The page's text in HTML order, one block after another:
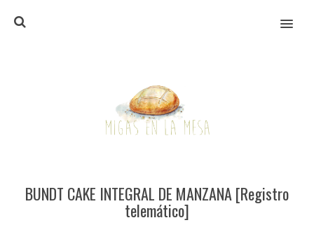
MENU
BUNDT CAKE INTEGRAL DE MANZANA [Registro
telemático]